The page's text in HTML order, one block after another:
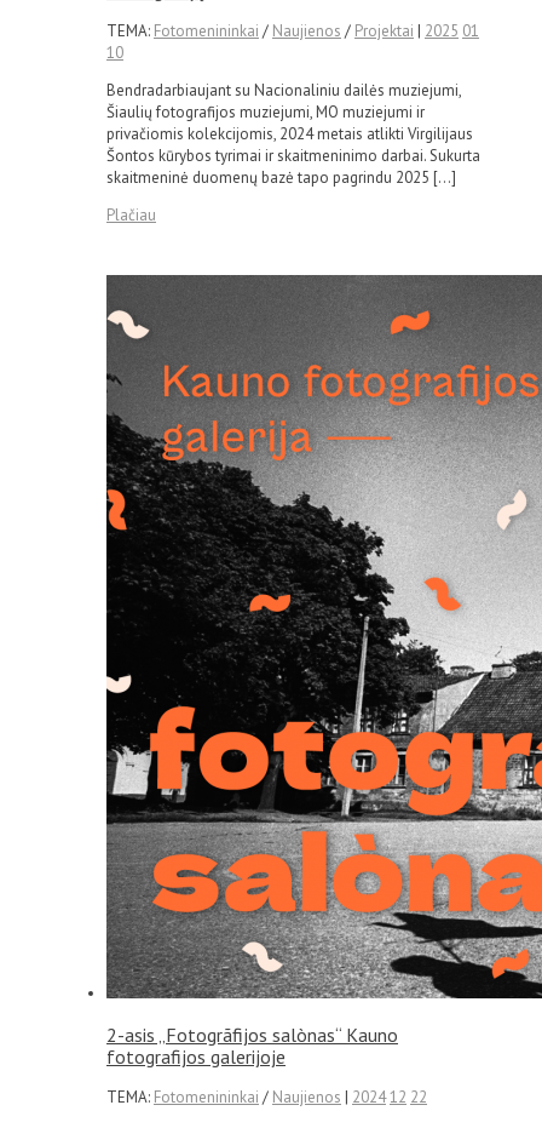
TEMA: Fotomenininkai / Naujienos / Projektai | 2025 01
10
Bendradarbiaujant su Nacionaliniu dailės muziejumi,
Šiaulių fotografijos muziejumi, MO muziejumi ir
privačiomis kolekcijomis, 2024 metais atlikti Virgilijaus
Šontos kūrybos tyrimai ir skaitmeninimo darbai. Sukurta
skaitmeninė duomenų bazė tapo pagrindu 2025 […]
Plačiau
2-asis „Fotogrãfijos salònas“ Kauno
fotografijos galerijoje
TEMA: Fotomenininkai / Naujienos | 202412 22